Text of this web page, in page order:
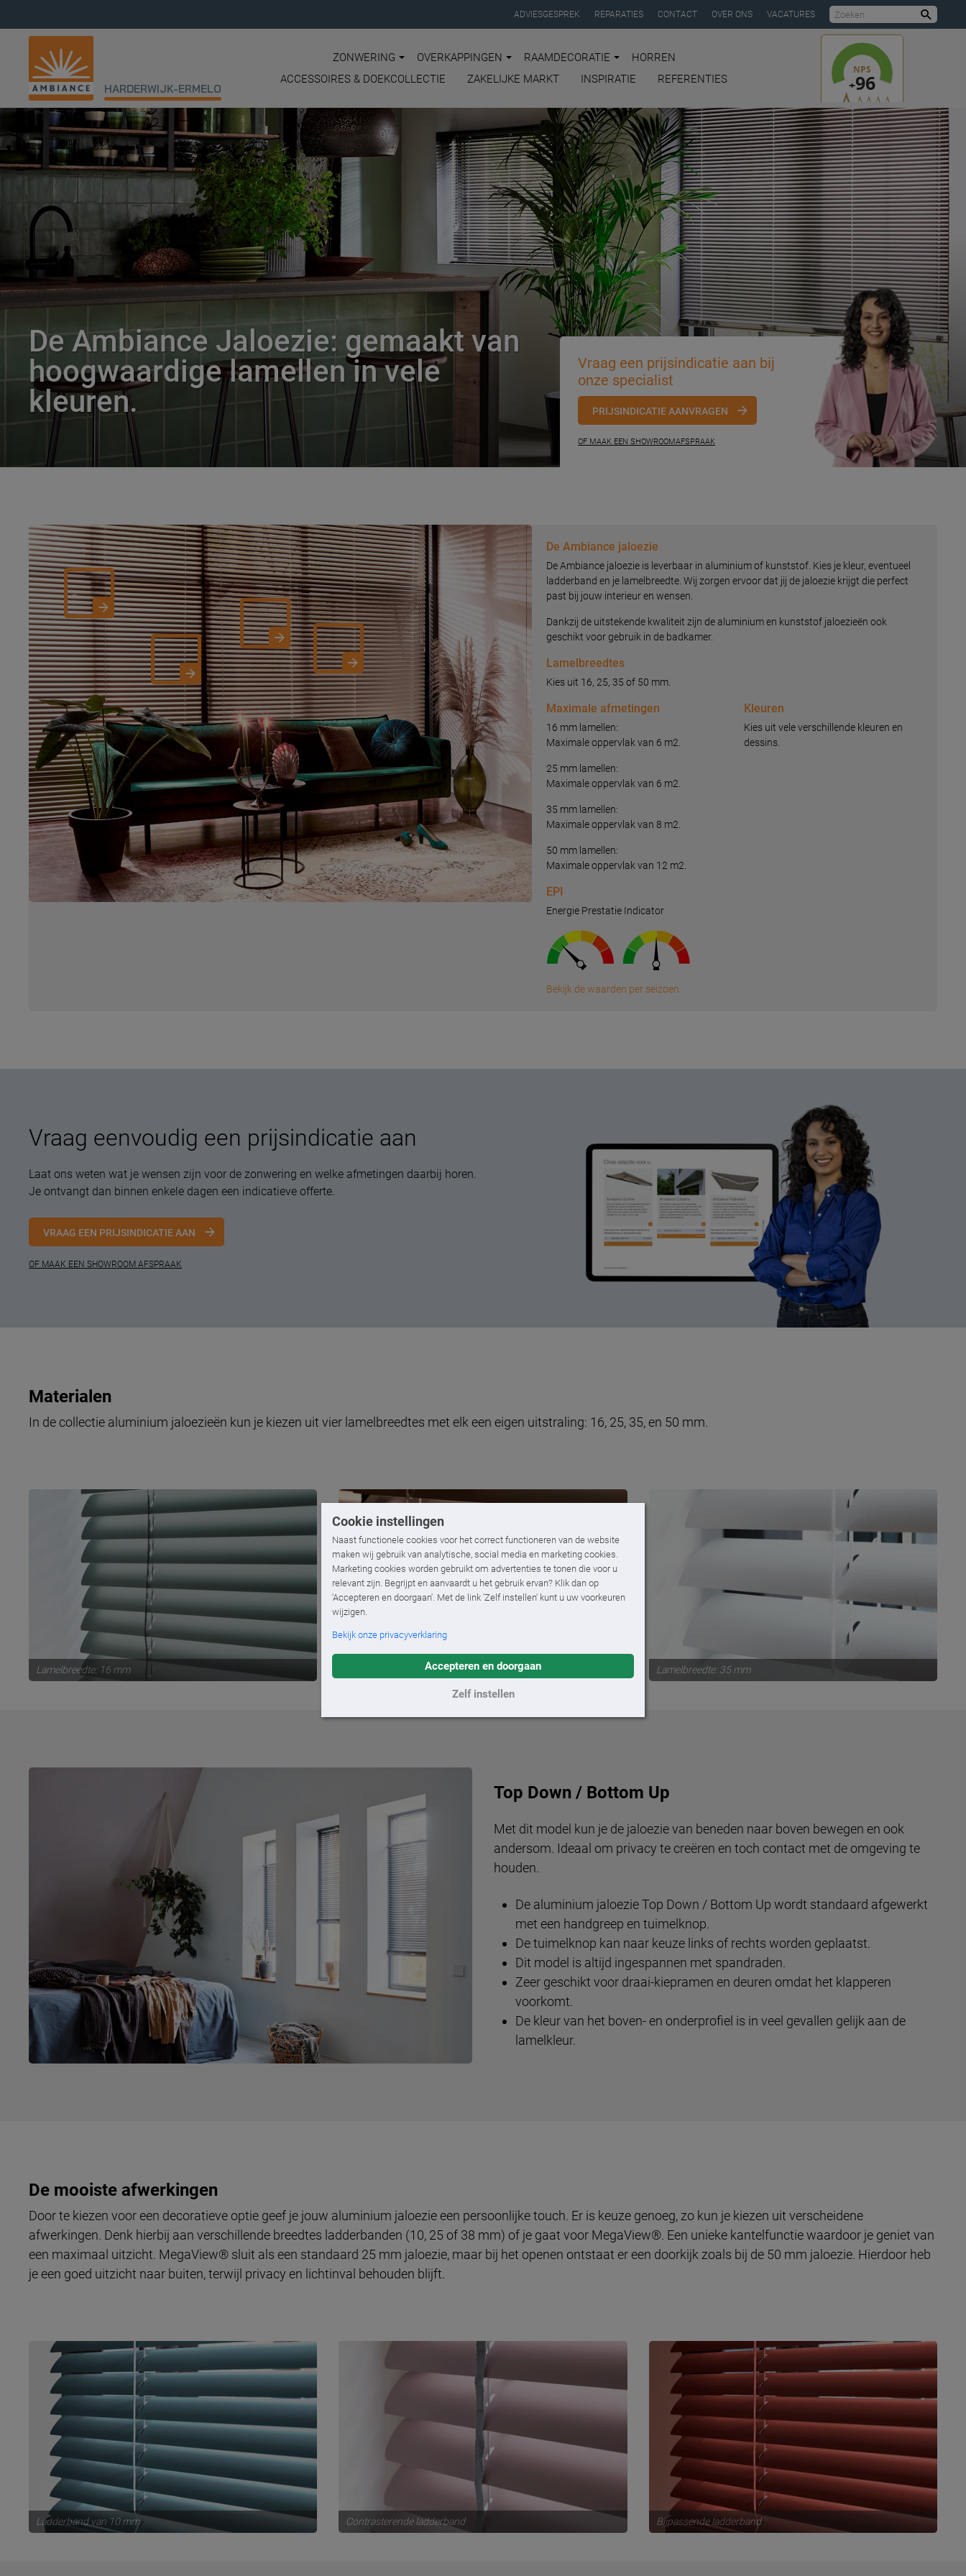
Cookie instellingen
Naast functionele cookies voor het correct functioneren van de website
maken wij gebruik van analytische, social media en marketing cookies.
Marketing cookies worden gebruikt om advertenties te tonen die voor u
relevant zijn. Begrijpt en aanvaardt u het gebruik ervan? Klik dan op
'Accepteren en doorgaan'. Met de link 'Zelf instellen' kunt u uw voorkeuren
wijzigen.
Bekijk onze privacyverklaring
Accepteren en doorgaan
Zelf instellen
ADVIESGESPREK REPARATIES CONTACT OVER ONS VACATURES
HARDERWIJK-ERMELO
ZONWERING OVERKAPPINGEN RAAMDECORATIE
HORREN
ACCESSOIRES & DOEKCOLLECTIE
ZAKELIJKE MARKT INSPIRATIE REFERENTIES
Vraag een prijsindicatie aan bij
onze specialist
PRIJSINDICATIE AANVRAGEN
OF MAAK EEN SHOWROOMAFSPRAAK
De Ambiance Jaloezie: gemaakt van
hoogwaardige lamellen in vele
kleuren.
De Ambiance jaloezie
De Ambiance jaloezie is leverbaar in aluminium of kunststof. Kies je kleur, eventueel
ladderband en je lamelbreedte. Wij zorgen ervoor dat jij de jaloezie krijgt die perfect
past bij jouw interieur en wensen.
Dankzij de uitstekende kwaliteit zijn de aluminium en kunststof jaloezieën ook
geschikt voor gebruik in de badkamer.
Lamelbreedtes
Kies uit 16, 25, 35 of 50 mm.
Maximale afmetingen
16 mm lamellen:
Maximale oppervlak van 6 m2.
25 mm lamellen:
Maximale oppervlak van 6 m2.
35 mm lamellen:
Maximale oppervlak van 8 m2.
50 mm lamellen:
Maximale oppervlak van 12 m2.
EPI
Energie Prestatie Indicator
Bekijk de waarden per seizoen
Kleuren
Kies uit vele verschillende kleuren en
dessins.
Vraag eenvoudig een prijsindicatie aan
Laat ons weten wat je wensen zijn voor de zonwering en welke afmetingen daarbij horen.
Je ontvangt dan binnen enkele dagen een indicatieve offerte.
VRAAG EEN PRIJSINDICATIE AAN
OF MAAK EEN SHOWROOM AFSPRAAK
Materialen
In de collectie aluminium jaloezieën kun je kiezen uit vier lamelbreedtes met elk een eigen uitstraling: 16, 25, 35, en 50 mm.
Lamelbreedte: 16 mm Lamelbreedte: 25 mm Lamelbreedte: 35 mm
Top Down / Bottom Up
Met dit model kun je de jaloezie van beneden naar boven bewegen en ook
andersom. Ideaal om privacy te creëren en toch contact met de omgeving te
houden.
De aluminium jaloezie Top Down / Bottom Up wordt standaard afgewerkt
met een handgreep en tuimelknop.
De tuimelknop kan naar keuze links of rechts worden geplaatst.
Dit model is altijd ingespannen met spandraden.
Zeer geschikt voor draai-kiepramen en deuren omdat het klapperen
voorkomt.
De kleur van het boven- en onderprofiel is in veel gevallen gelijk aan de
lamelkleur.
De mooiste afwerkingen
Door te kiezen voor een decoratieve optie geef je jouw aluminium jaloezie een persoonlijke touch. Er is keuze genoeg, zo kun je kiezen uit verscheidene
afwerkingen. Denk hierbij aan verschillende breedtes ladderbanden (10, 25 of 38 mm) of je gaat voor MegaView®. Een unieke kantelfunctie waardoor je geniet van
een maximaal uitzicht. MegaView® sluit als een standaard 25 mm jaloezie, maar bij het openen ontstaat er een doorkijk zoals bij de 50 mm jaloezie. Hierdoor heb
je een goed uitzicht naar buiten, terwijl privacy en lichtinval behouden blijft.
Ladderband van 10 mm Contrasterende ladderband Bijpassende ladderband